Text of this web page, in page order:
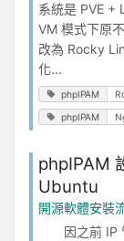
系統是 PVE +
VM 模式下原
改為 Rocky
化...
phpIPAM
phpIPAM
phpIPAM
Ubuntu
開源軟體安裝
因之前 IP 管